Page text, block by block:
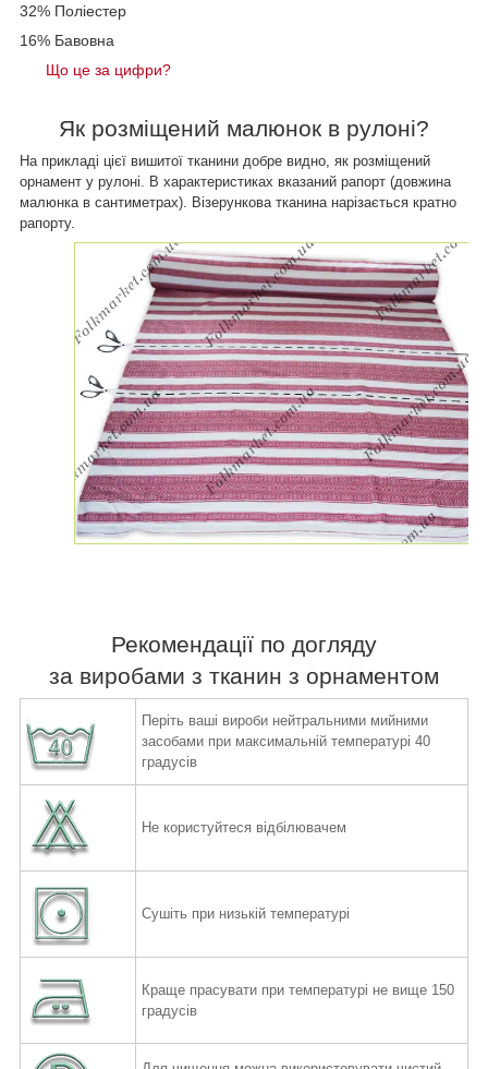
32% Поліестер
16% Бавовна
Що це за цифри?
Як розміщений малюнок в рулоні?
На прикладі цієї вишитої тканини добре видно, як розміщений
орнамент у рулоні. В характеристиках вказаний рапорт (довжина
малюнка в сантиметрах). Візерункова тканина нарізається кратно
рапорту.
Рекомендації по догляду
за виробами з тканин з орнаментом
Періть ваші вироби нейтральними мийними
засобами при максимальній температурі 40
градусів
Не користуйтеся відбілювачем
Сушіть при низькій температурі
Краще прасувати при температурі не вище 150
градусів